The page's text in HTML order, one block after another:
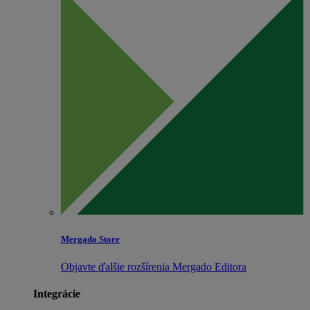
Mergado Store
Objavte ďalšie rozšírenia Mergado Editora
Integrácie